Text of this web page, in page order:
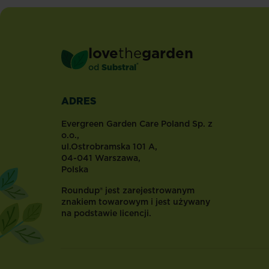
są
mylone
owocówkami.
Zwykle
można
dostrzec
w
produkcji
szklarniowej
na
powierzchni
lovethegarden
od Substral®
ADRES
Evergreen Garden Care Poland Sp. z
o.o.,
ul.Ostrobramska 101 A,
04-041 Warszawa,
Polska
Roundup® jest zarejestrowanym
znakiem towarowym i jest używany
na podstawie licencji.